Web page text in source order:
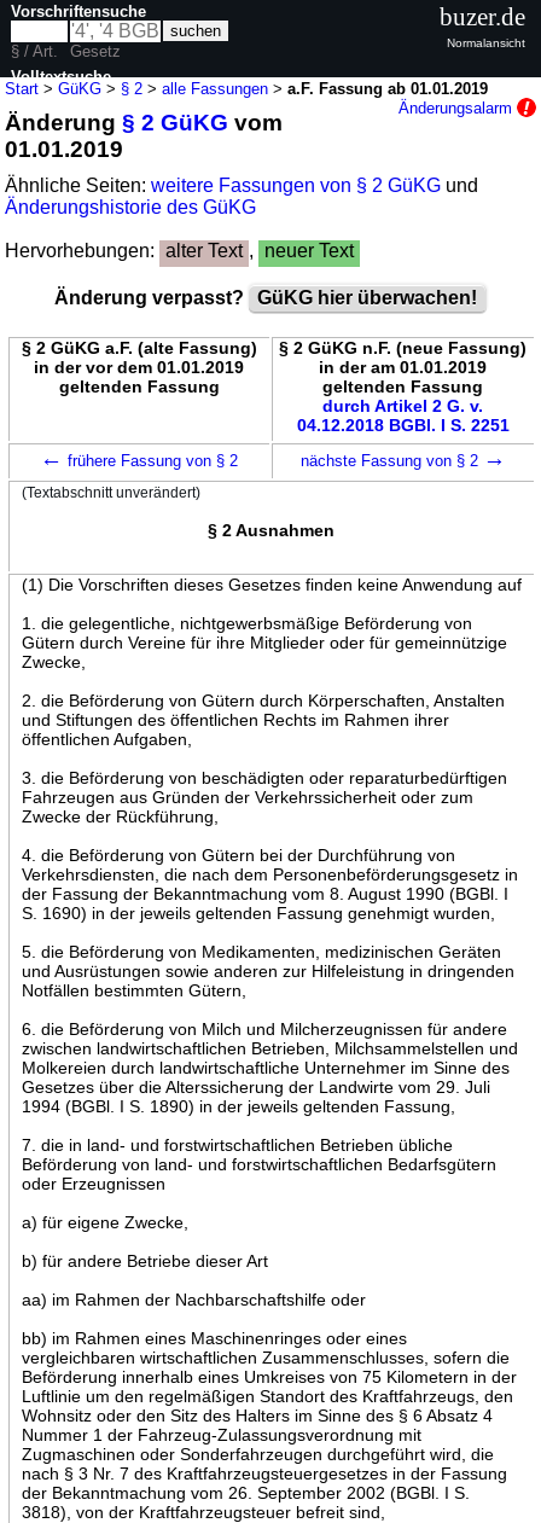
Start >GüKG > § 2 >alle Fassungen >a.F. Fassung ab 01.01.2019
Änderungsalarm
Änderung§ 2 GüKG vom
01.01.2019
Ähnliche Seiten:weitere Fassungen von § 2 GüKG und
Änderungshistorie des GüKG
Hervorhebungen: alter Text , neuer Text
Änderung verpasst? GüKG hier überwachen!
§ 2 GüKG a.F. (alte Fassung)
in der vor dem 01.01.2019
geltenden Fassung
§ 2 GüKG n.F. (neue Fassung)
in der am 01.01.2019
geltenden Fassung
durch Artikel 2 G. v.
04.12.2018 BGBl. I S. 2251
← frühere Fassung von § 2 nächste Fassung von § 2 →
(Textabschnitt unverändert)
§ 2 Ausnahmen
(1) Die Vorschriften dieses Gesetzes finden keine Anwendung auf
1. die gelegentliche, nichtgewerbsmäßige Beförderung von
Gütern durch Vereine für ihre Mitglieder oder für gemeinnützige
Zwecke,
2. die Beförderung von Gütern durch Körperschaften, Anstalten
und Stiftungen des öffentlichen Rechts im Rahmen ihrer
öffentlichen Aufgaben,
3. die Beförderung von beschädigten oder reparaturbedürftigen
Fahrzeugen aus Gründen der Verkehrssicherheit oder zum
Zwecke der Rückführung,
4. die Beförderung von Gütern bei der Durchführung von
Verkehrsdiensten, die nach dem Personenbeförderungsgesetz in
der Fassung der Bekanntmachung vom 8. August 1990 (BGBl. I
S. 1690) in der jeweils geltenden Fassung genehmigt wurden,
5. die Beförderung von Medikamenten, medizinischen Geräten
und Ausrüstungen sowie anderen zur Hilfeleistung in dringenden
Notfällen bestimmten Gütern,
6. die Beförderung von Milch und Milcherzeugnissen für andere
zwischen landwirtschaftlichen Betrieben, Milchsammelstellen und
Molkereien durch landwirtschaftliche Unternehmer im Sinne des
Gesetzes über die Alterssicherung der Landwirte vom 29. Juli
1994 (BGBl. I S. 1890) in der jeweils geltenden Fassung,
7. die in land- und forstwirtschaftlichen Betrieben übliche
Beförderung von land- und forstwirtschaftlichen Bedarfsgütern
oder Erzeugnissen
a) für eigene Zwecke,
b) für andere Betriebe dieser Art
aa) im Rahmen der Nachbarschaftshilfe oder
bb) im Rahmen eines Maschinenringes oder eines
vergleichbaren wirtschaftlichen Zusammenschlusses, sofern die
Beförderung innerhalb eines Umkreises von 75 Kilometern in der
Luftlinie um den regelmäßigen Standort des Kraftfahrzeugs, den
Wohnsitz oder den Sitz des Halters im Sinne des § 6 Absatz 4
Nummer 1 der Fahrzeug-Zulassungsverordnung mit
Zugmaschinen oder Sonderfahrzeugen durchgeführt wird, die
nach § 3 Nr. 7 des Kraftfahrzeugsteuergesetzes in der Fassung
der Bekanntmachung vom 26. September 2002 (BGBl. I S.
3818), von der Kraftfahrzeugsteuer befreit sind,
Vorschriftensuche
§ / Art.
Gesetz
Volltextsuche
nur in GüKG
buzer.de
Normalansicht